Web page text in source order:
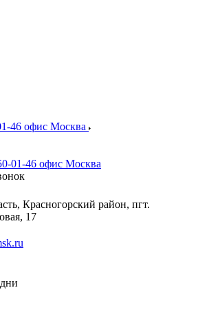
46 офис Москва
01-46 офис Москва
Красногорский район, пгт.
17